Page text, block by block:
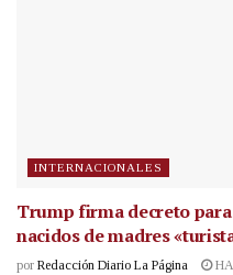
INTERNACIONALES
Trump firma decreto
nacidos de madres
por Redacción Diario La Página